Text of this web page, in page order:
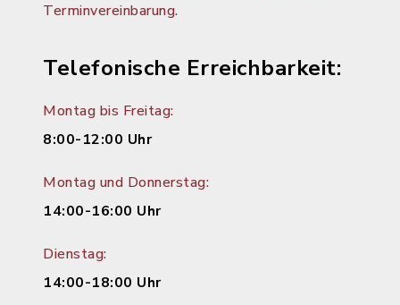
Terminvereinbarung.
Telefonische Erreichbarkeit:
Montag bis Freitag:
8:00-12:00 Uhr
Montag und Donnerstag:
14:00-16:00 Uhr
Dienstag:
14:00-18:00 Uhr